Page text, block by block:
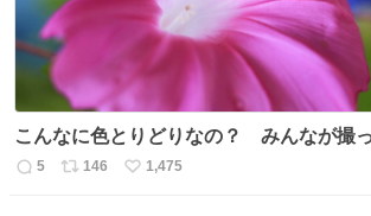
こんなに色とりどりなの？ みんなが撮
返
5
リ
146
い
1,475